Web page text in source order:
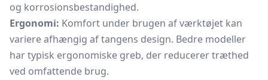
og korrosionsbestandighed.
Ergonomi: Komfort under brugen af værktøjet kan
variere afhængig af tangens design. Bedre modeller
har typisk ergonomiske greb, der reducerer træthed
ved omfattende brug.